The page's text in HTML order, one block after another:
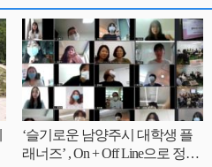
‘슬기로운 남양주시 대학생 플
래너즈’ , On + Off Line으로 정기